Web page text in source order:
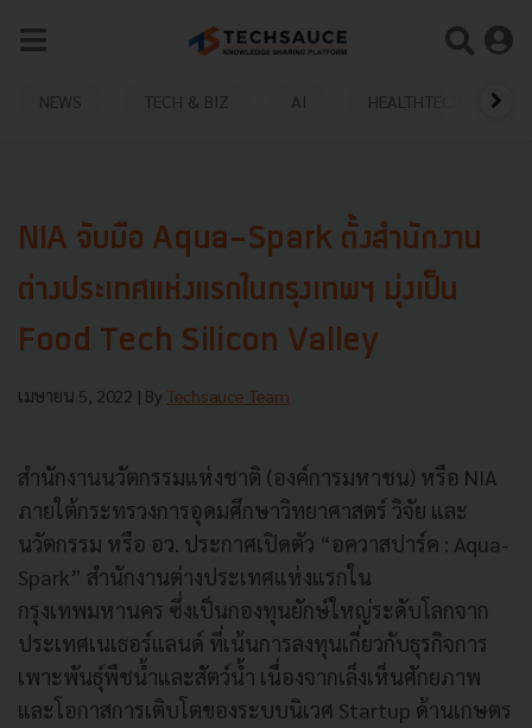
NEWS TECH & BIZ AI HEALTHTECH
NIA จับมือ Aqua-Spark ตั้งสำนักงาน
ต่างประเทศแห่งแรกในกรุงเทพฯ มุ่งเป็น
Food Tech Silicon Valley
เมษายน 5, 2022 | By Techsauce Team
สำนักงานนวัตกรรมแห่งชาติ (องค์การมหาชน) หรือ NIA
ภายใต้กระทรวงการอุดมศึกษาวิทยาศาสตร์ วิจัย และ
นวัตกรรม หรือ อว. ประกาศเปิดตัว “อควาสปาร์ค : Aqua-
Spark” สำนักงานต่างประเทศแห่งแรกใน
กรุงเทพมหานคร ซึ่งเป็นกองทุนยักษ์ใหญ่ระดับโลกจาก
ประเทศเนเธอร์แลนด์ ที่เน้นการลงทุนเกี่ยวกับธุรกิจการ
เพาะพันธุ์พืชน้ำและสัตว์น้ำ เนื่องจากเล็งเห็นศักยภาพ
และโอกาสการเติบโตของระบบนิเวศ Startup ด้านเกษตร